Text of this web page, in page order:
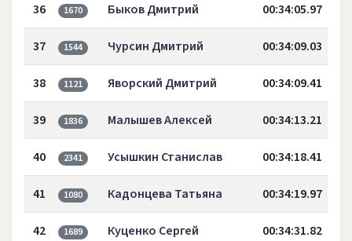
36 1670 Быков Дмитрий 00:34:05.97
37 1544 Чурсин Дмитрий 00:34:09.03
38 1121 Яворский Дмитрий 00:34:09.41
39 1836 Малышев Алексей 00:34:13.21
40 2341 Усышкин Станислав 00:34:18.41
41 1080 Кадонцева Татьяна 00:34:19.97
42 1689 Куценко Сергей 00:34:31.82